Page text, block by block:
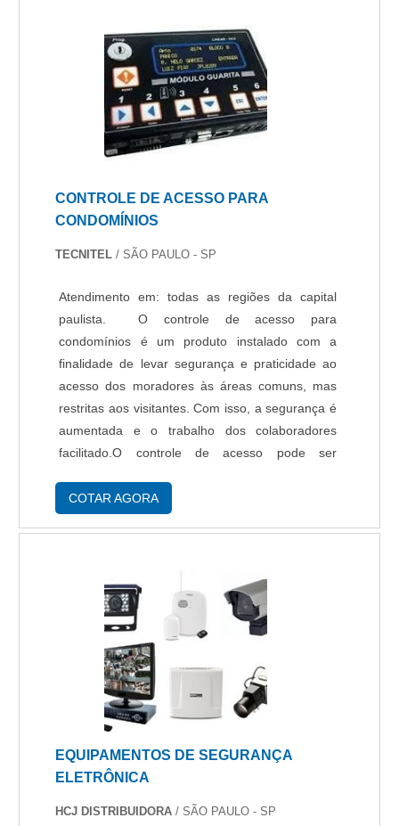
CONTROLE DE ACESSO PARA
CONDOMÍNIOS
TECNITEL / SÃO PAULO - SP
Atendimento em: todas as regiões da capital
paulista. O controle de acesso para
condomínios é um produto instalado com a
finalidade de levar segurança e praticidade ao
acesso dos moradores às áreas comuns, mas
restritas aos visitantes. Com isso, a segurança é
aumentada e o trabalho dos colaboradores
facilitado.O controle de acesso pode ser
com isso o cliente terá certas vantagens, como:
COTAR AGORA
EQUIPAMENTOS DE SEGURANÇA
ELETRÔNICA
HCJ DISTRIBUIDORA / SÃO PAULO - SP